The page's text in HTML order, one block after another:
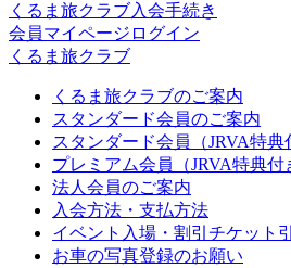
くるま旅クラブ入会手続き
会員マイページログイン
くるま旅クラブ
くるま旅クラブのご案内
スタンダード会員のご案内
スタンダード会員（JRVA特
プレミアム会員（JRVA特典付
法人会員のご案内
入会方法・支払方法
イベント入場・割引チケット
お車の写真登録のお願い